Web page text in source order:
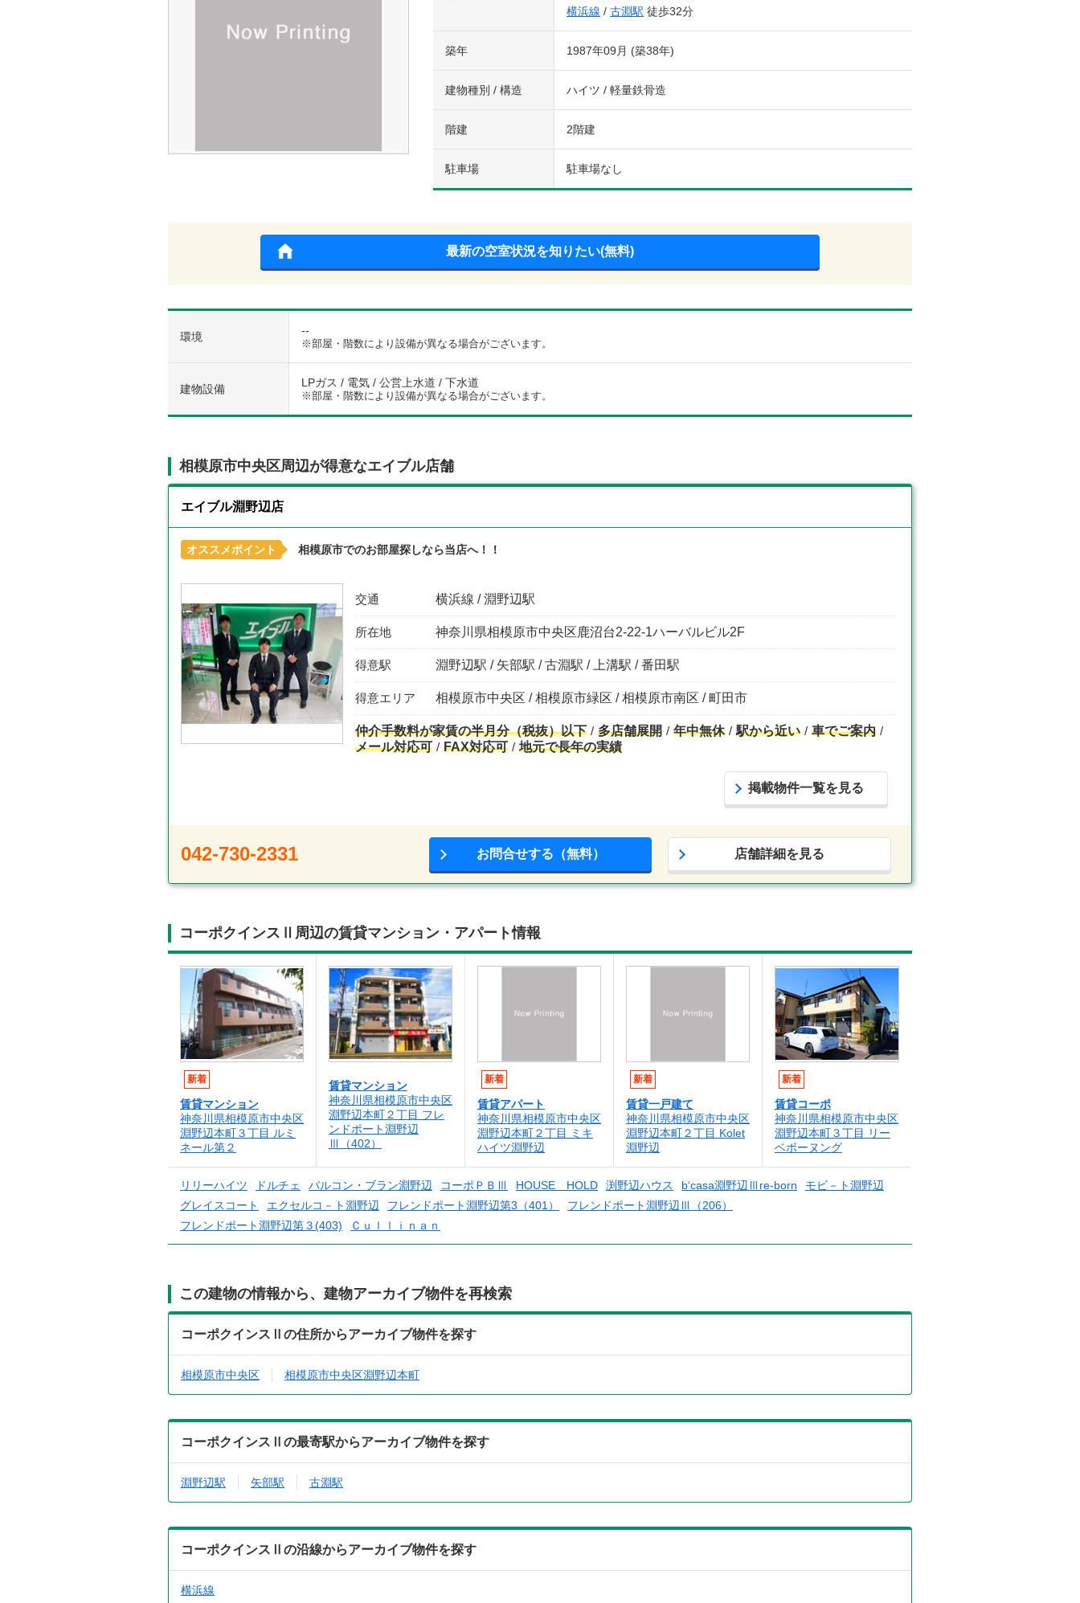
横浜線 / 古淵駅 徒歩32分
築年 1987年09月 (築38年)
建物種別 / 構造 ハイツ / 軽量鉄骨造
階建 2階建
駐車場 駐車場なし
最新の空室状況を知りたい(無料)
環境 --
※部屋・階数により設備が異なる場合がございます。
建物設備 LPガス / 電気 / 公営上水道 / 下水道
※部屋・階数により設備が異なる場合がございます。
相模原市中央区周辺が得意なエイブル店舗
エイブル淵野辺店
オススメポイント 相模原市でのお部屋探しなら当店へ！！
交通 横浜線 / 淵野辺駅
所在地 神奈川県相模原市中央区鹿沼台2-22-1ハーバルビル2F
得意駅 淵野辺駅 / 矢部駅 / 古淵駅 / 上溝駅 / 番田駅
得意エリア 相模原市中央区 / 相模原市緑区 / 相模原市南区 / 町田市
仲介手数料が家賃の半月分（税抜）以下 多店舗展開 年中無休 駅から近い
車でご案内
メール対応可
FAX対応可 地元で長年の実績
掲載物件一覧を見る
042-730-2331 お問合せする（無料） 店舗詳細を見る
コーポクインスⅡ周辺の賃貸マンション・アパート情報
新着
賃貸マンション
神奈川県相模原市中央区
淵野辺本町３丁目 ルミ
ネール第２
賃貸マンション
神奈川県相模原市中央区
淵野辺本町２丁目 フレ
ンドポート淵野辺
Ⅲ（402）
新着
賃貸アパート
神奈川県相模原市中央区
淵野辺本町２丁目 ミキ
ハイツ淵野辺
新着
賃貸一戸建て
神奈川県相模原市中央区
淵野辺本町２丁目 Kolet
淵野辺
新着
賃貸コーポ
神奈川県相模原市中央区
淵野辺本町３丁目 リー
ベボーヌング
リリーハイツ ドルチェ バルコン・ブラン淵野辺 コーポＰＢⅢ HOUSE HOLD 渕野辺ハウス b‘casa淵野辺Ⅲre-born
モビ－ト淵野辺
グレイスコート
エクセルコ－ト淵野辺 フレンドポート淵野辺第3（401）
フレンドポート淵野辺Ⅲ（206）
フレンドポート淵野辺第３(403)
Ｃｕｌｌｉｎａｎ
この建物の情報から、建物アーカイブ物件を再検索
コーポクインスⅡの住所からアーカイブ物件を探す
相模原市中央区 相模原市中央区淵野辺本町
コーポクインスⅡの最寄駅からアーカイブ物件を探す
淵野辺駅 矢部駅 古淵駅
コーポクインスⅡの沿線からアーカイブ物件を探す
横浜線